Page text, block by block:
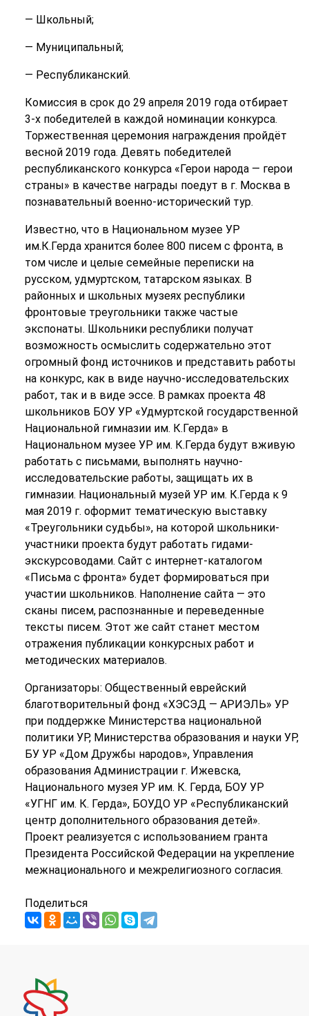
— Школьный;
— Муниципальный;
— Республиканский.
Комиссия в срок до 29 апреля 2019 года отбирает
3-х победителей в каждой номинации конкурса.
Торжественная церемония награждения пройдёт
весной 2019 года. Девять победителей
республиканского конкурса «Герои народа — герои
страны» в качестве награды поедут в г. Москва в
познавательный военно-исторический тур.
Известно, что в Национальном музее УР
им.К.Герда хранится более 800 писем с фронта, в
том числе и целые семейные переписки на
русском, удмуртском, татарском языках. В
районных и школьных музеях республики
фронтовые треугольники также частые
экспонаты. Школьники республики получат
возможность осмыслить содержательно этот
огромный фонд источников и представить работы
на конкурс, как в виде научно-исследовательских
работ, так и в виде эссе. В рамках проекта 48
школьников БОУ УР «Удмуртской государственной
Национальной гимназии им. К.Герда» в
Национальном музее УР им. К.Герда будут вживую
работать с письмами, выполнять научно-
исследовательские работы, защищать их в
гимназии. Национальный музей УР им. К.Герда к 9
мая 2019 г. оформит тематическую выставку
«Треугольники судьбы», на которой школьники-
участники проекта будут работать гидами-
экскурсоводами. Сайт с интернет-каталогом
«Письма с фронта» будет формироваться при
участии школьников. Наполнение сайта — это
сканы писем, распознанные и переведенные
тексты писем. Этот же сайт станет местом
отражения публикации конкурсных работ и
методических материалов.
Организаторы: Общественный еврейский
благотворительный фонд «ХЭСЭД — АРИЭЛЬ» УР
при поддержке Министерства национальной
политики УР, Министерства образования и науки УР,
БУ УР «Дом Дружбы народов», Управления
образования Администрации г. Ижевска,
Национального музея УР им. К. Герда, БОУ УР
«УГНГ им. К. Герда», БОУДО УР «Республиканский
центр дополнительного образования детей».
Проект реализуется с использованием гранта
Президента Российской Федерации на укрепление
межнационального и межрелигиозного согласия.
Поделиться